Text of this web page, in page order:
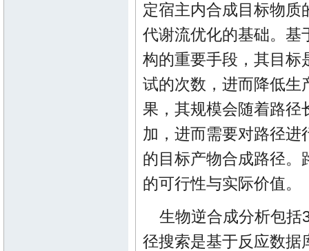
定宿主内合成目标物质
代谢流优化的基础。基
构的重要手段，其目标
试的次数，进而降低生
果，其规模会随着路径
加，进而需要对路径进
的目标产物合成路径。
的可行性与实际价值。
生物逆合成分析包括
径搜索是基于反应数据